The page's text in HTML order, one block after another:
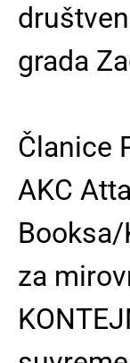
grada
Članice
AKC
za